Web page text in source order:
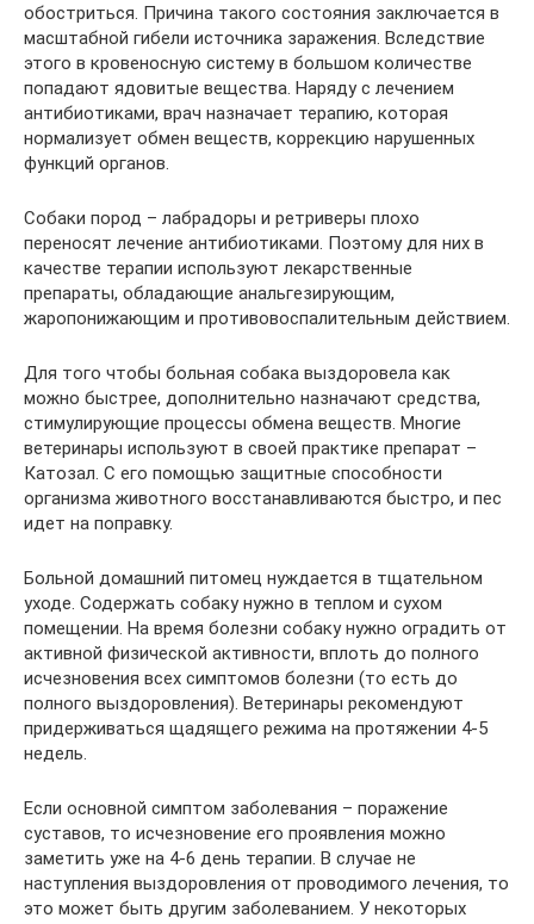
обостриться. Причина такого состояния заключается в
масштабной гибели источника заражения. Вследствие
этого в кровеносную систему в большом количестве
попадают ядовитые вещества. Наряду с лечением
антибиотиками, врач назначает терапию, которая
нормализует обмен веществ, коррекцию нарушенных
функций органов.
Собаки пород – лабрадоры и ретриверы плохо
переносят лечение антибиотиками. Поэтому для них в
качестве терапии используют лекарственные
препараты, обладающие анальгезирующим,
жаропонижающим и противовоспалительным действием.
Для того чтобы больная собака выздоровела как
можно быстрее, дополнительно назначают средства,
стимулирующие процессы обмена веществ. Многие
ветеринары используют в своей практике препарат –
Катозал. С его помощью защитные способности
организма животного восстанавливаются быстро, и пес
идет на поправку.
Больной домашний питомец нуждается в тщательном
уходе. Содержать собаку нужно в теплом и сухом
помещении. На время болезни собаку нужно оградить от
активной физической активности, вплоть до полного
исчезновения всех симптомов болезни (то есть до
полного выздоровления). Ветеринары рекомендуют
придерживаться щадящего режима на протяжении 4-5
недель.
Если основной симптом заболевания – поражение
суставов, то исчезновение его проявления можно
заметить уже на 4-6 день терапии. В случае не
наступления выздоровления от проводимого лечения, то
это может быть другим заболеванием. У некоторых